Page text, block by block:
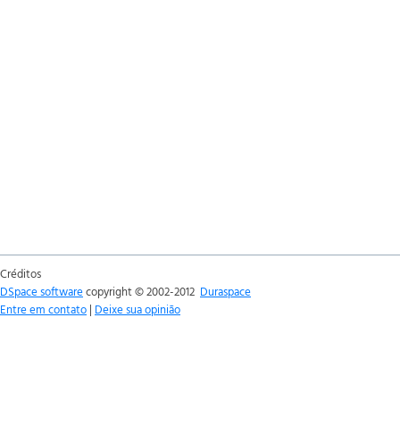
Créditos
DSpace softwarecopyright © 2002-2012 Duraspace
Entre em contato | Deixe sua opinião